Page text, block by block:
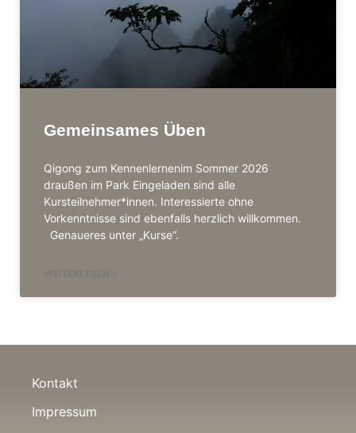
Gemeinsames Üben
Qigong zum Kennenlernenim Sommer 2026
draußen im Park Eingeladen sind alle
Kursteilnehmer*innen. Interessierte ohne
Vorkenntnisse sind ebenfalls herzlich willkommen.
Genaueres unter „Kurse“.
Kontakt
Impressum